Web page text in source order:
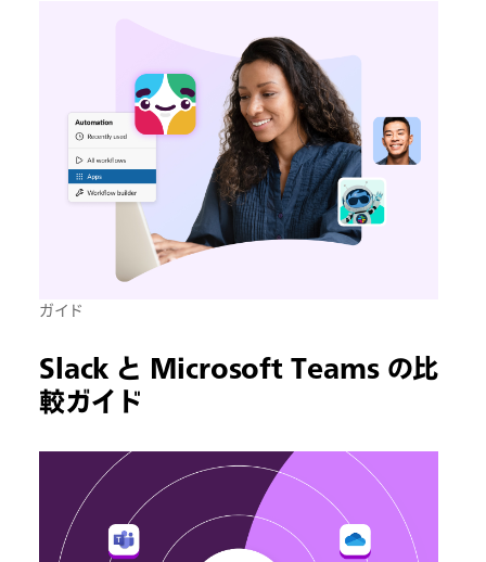
ガイド
Slack と Microsoft Teams の比
較ガイド